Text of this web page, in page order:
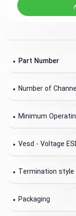
Part Number
Number of
Minimum
Vesd - Voltage
Termination style
Packaging